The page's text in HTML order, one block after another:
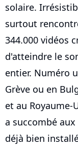
solaire.
surtout
344.000 vidéos
d'atteindre le
entier. Numéro
Grève ou en
et au Royaume-
a succombé
déjà bien